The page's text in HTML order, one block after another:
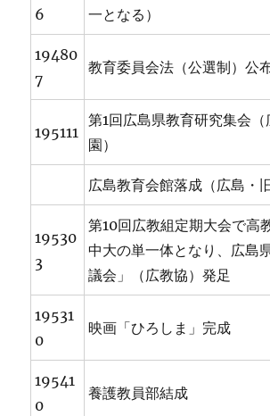
6
一となる）
19480
7
教育委員会法（公選制）公
195111
第1回広島県教育研究集会
園）
広島教育会館落成（広島・
19530
3
第10回広教組定期大会で高
中大の単一体となり、広島
議会」（広教協）発足
19531
0
映画「ひろしま」完成
19541
0
養護教員部結成